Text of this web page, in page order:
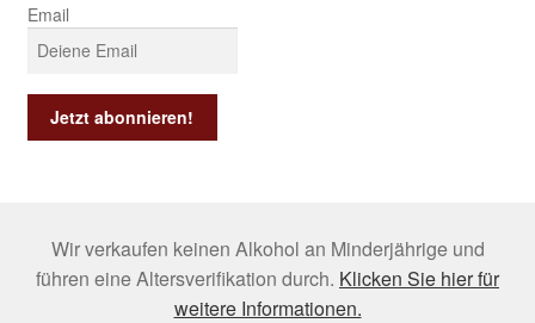
Email
Wir verkaufen keinen Alkohol an Minderjährige und
führen eine Altersverifikation durch. Klicken Sie hier für
weitere Informationen.